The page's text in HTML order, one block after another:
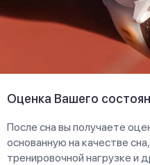
Оценка Вашего
После сна вы получаете
основанную на качестве
тренировочной нагрузке и